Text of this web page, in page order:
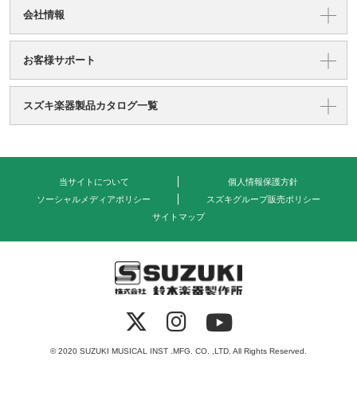
会社情報
お客様サポート
スズキ楽器製品カタログ一覧
当サイトについて
個人情報保護方針
ソーシャルメディアポリシー
スズキグループ販売ポリシー
サイトマップ
© 2020 SUZUKI MUSICAL INST .MFG. CO. ,LTD. All Rights Reserved.